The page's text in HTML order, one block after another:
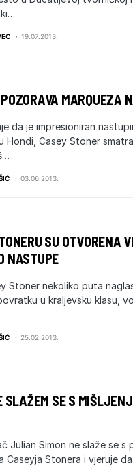
19.07.2013.
MARQUEZA
da je impresioniran
Hondi, Casey Stoner
03.06.2013.
SU OTVORENA
NASTUPE
Stoner nekoliko puta
u kraljevsku klasu,
25.02.2013.
SLAŽEM SE S
Julian Simon ne slaže se s
Caseyja Stonera i vjeruje